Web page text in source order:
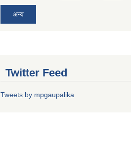
अन्य
Twitter Feed
Tweets by mpgaupalika